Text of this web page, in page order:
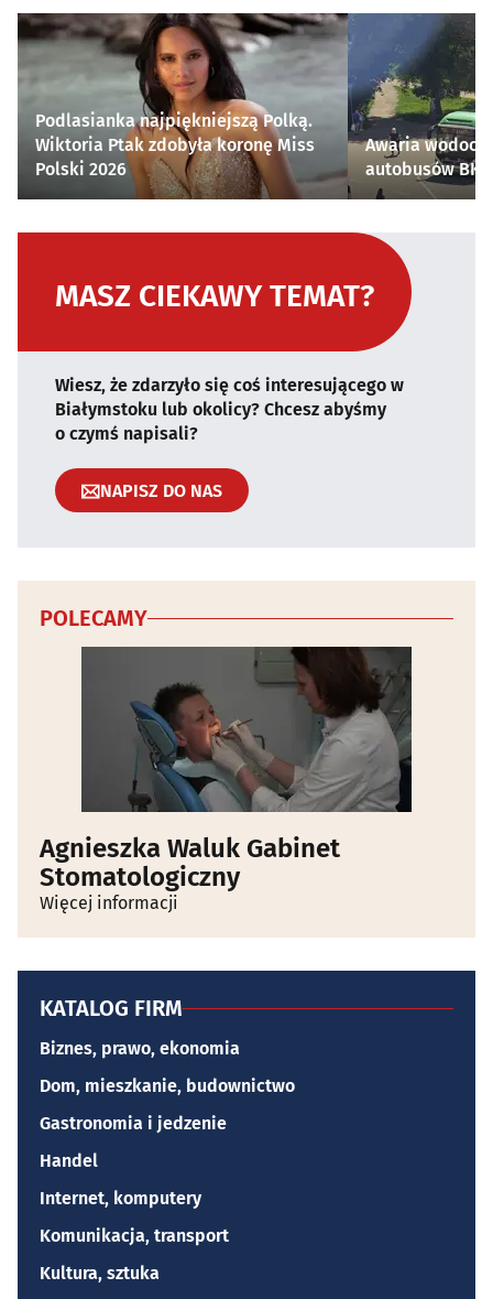
Podlasianka najpiękniejszą Polką.
Wiktoria Ptak zdobyła koronę Miss
Polski 2026
Awaria
autobusów
MASZ CIEKAWY TEMAT?
Wiesz, że zdarzyło się coś interesującego w
Białymstoku lub okolicy? Chcesz abyśmy
o czymś napisali?
NAPISZ DO NAS
POLECAMY
Agnieszka Waluk Gabinet
Stomatologiczny
Więcej informacji
KATALOG FIRM
Biznes, prawo, ekonomia
Dom, mieszkanie, budownictwo
Gastronomia i jedzenie
Handel
Internet, komputery
Komunikacja, transport
Kultura, sztuka